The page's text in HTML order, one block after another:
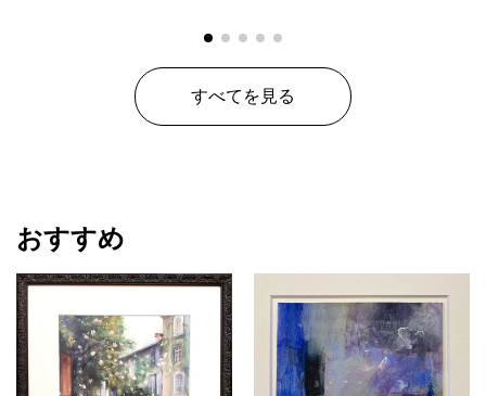
すべてを見る
おすすめ